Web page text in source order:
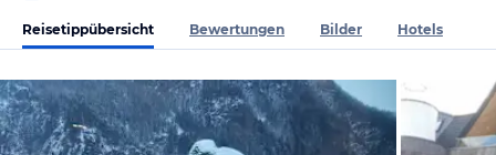
Reisetippübersicht Bewertungen Bilder Hotels